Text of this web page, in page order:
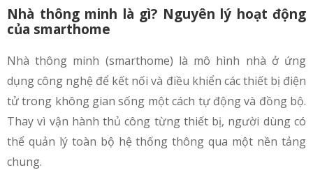
Nhà thông minh là gì? Nguyên lý hoạt động
của smarthome
Nhà thông minh (smarthome) là mô hình nhà ở ứng
dụng công nghệ để kết nối và điều khiển các thiết bị điện
tử trong không gian sống một cách tự động và đồng bộ.
Thay vì vận hành thủ công từng thiết bị, người dùng có
thể quản lý toàn bộ hệ thống thông qua một nền tảng
chung.